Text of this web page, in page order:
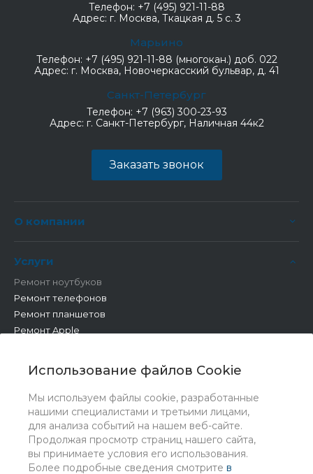
Использование файлов Cookie
Мы используем файлы cookie, разработанные
нашими специалистами и третьими лицами,
для анализа событий на нашем веб-сайте.
Продолжая просмотр страниц нашего сайта,
вы принимаете условия его использования.
Более подробные сведения смотрите в
Телефон: +7 (495) 921-11-88
Адрес: г. Москва, Ткацкая д. 5 с. 3
Марьино
Телефон: +7 (495) 921-11-88 (многокан.) доб. 022
Адрес: г. Москва, Новочеркасский бульвар, д. 41
Санкт-Петербург
Телефон: +7 (963) 300-23-93
Адрес: г. Санкт-Петербург, Наличная 44к2
Заказать звонок
О компании
Услуги
Ремонт ноутбуков
Ремонт телефонов
Ремонт планшетов
Ремонт Apple